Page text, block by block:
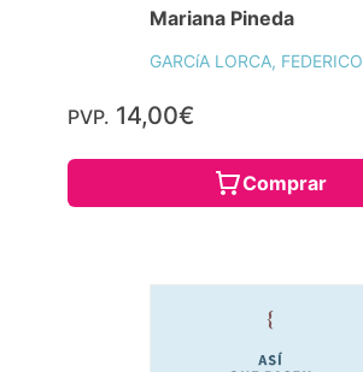
Mariana Pineda
GARCíA LORCA, FEDERICO
PVP. 14,00€
Comprar